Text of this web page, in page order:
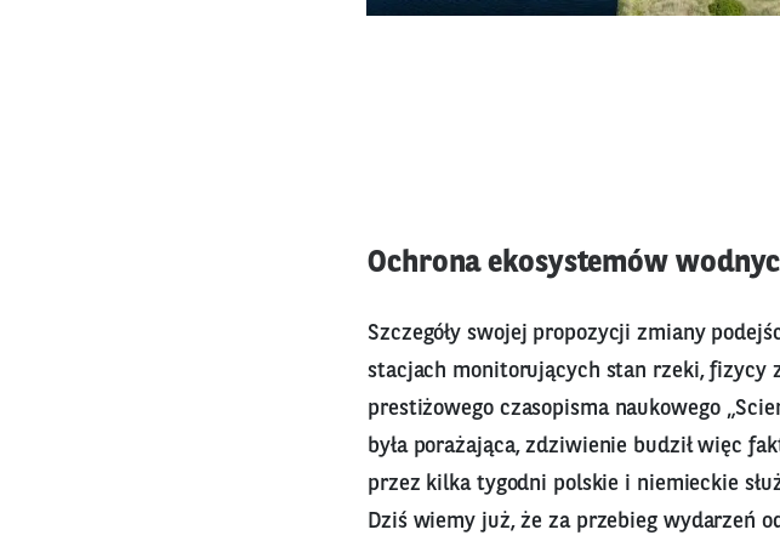
Ochrona ekosystemów
Szczegóły swojej propozycji zmiany
stacjach monitorujących stan rzeki, fizycy
prestiżowego czasopisma naukowego
była porażająca, zdziwienie budził więc
przez kilka tygodni polskie i niemieckie
Dziś wiemy już, że za przebieg wydarzeń